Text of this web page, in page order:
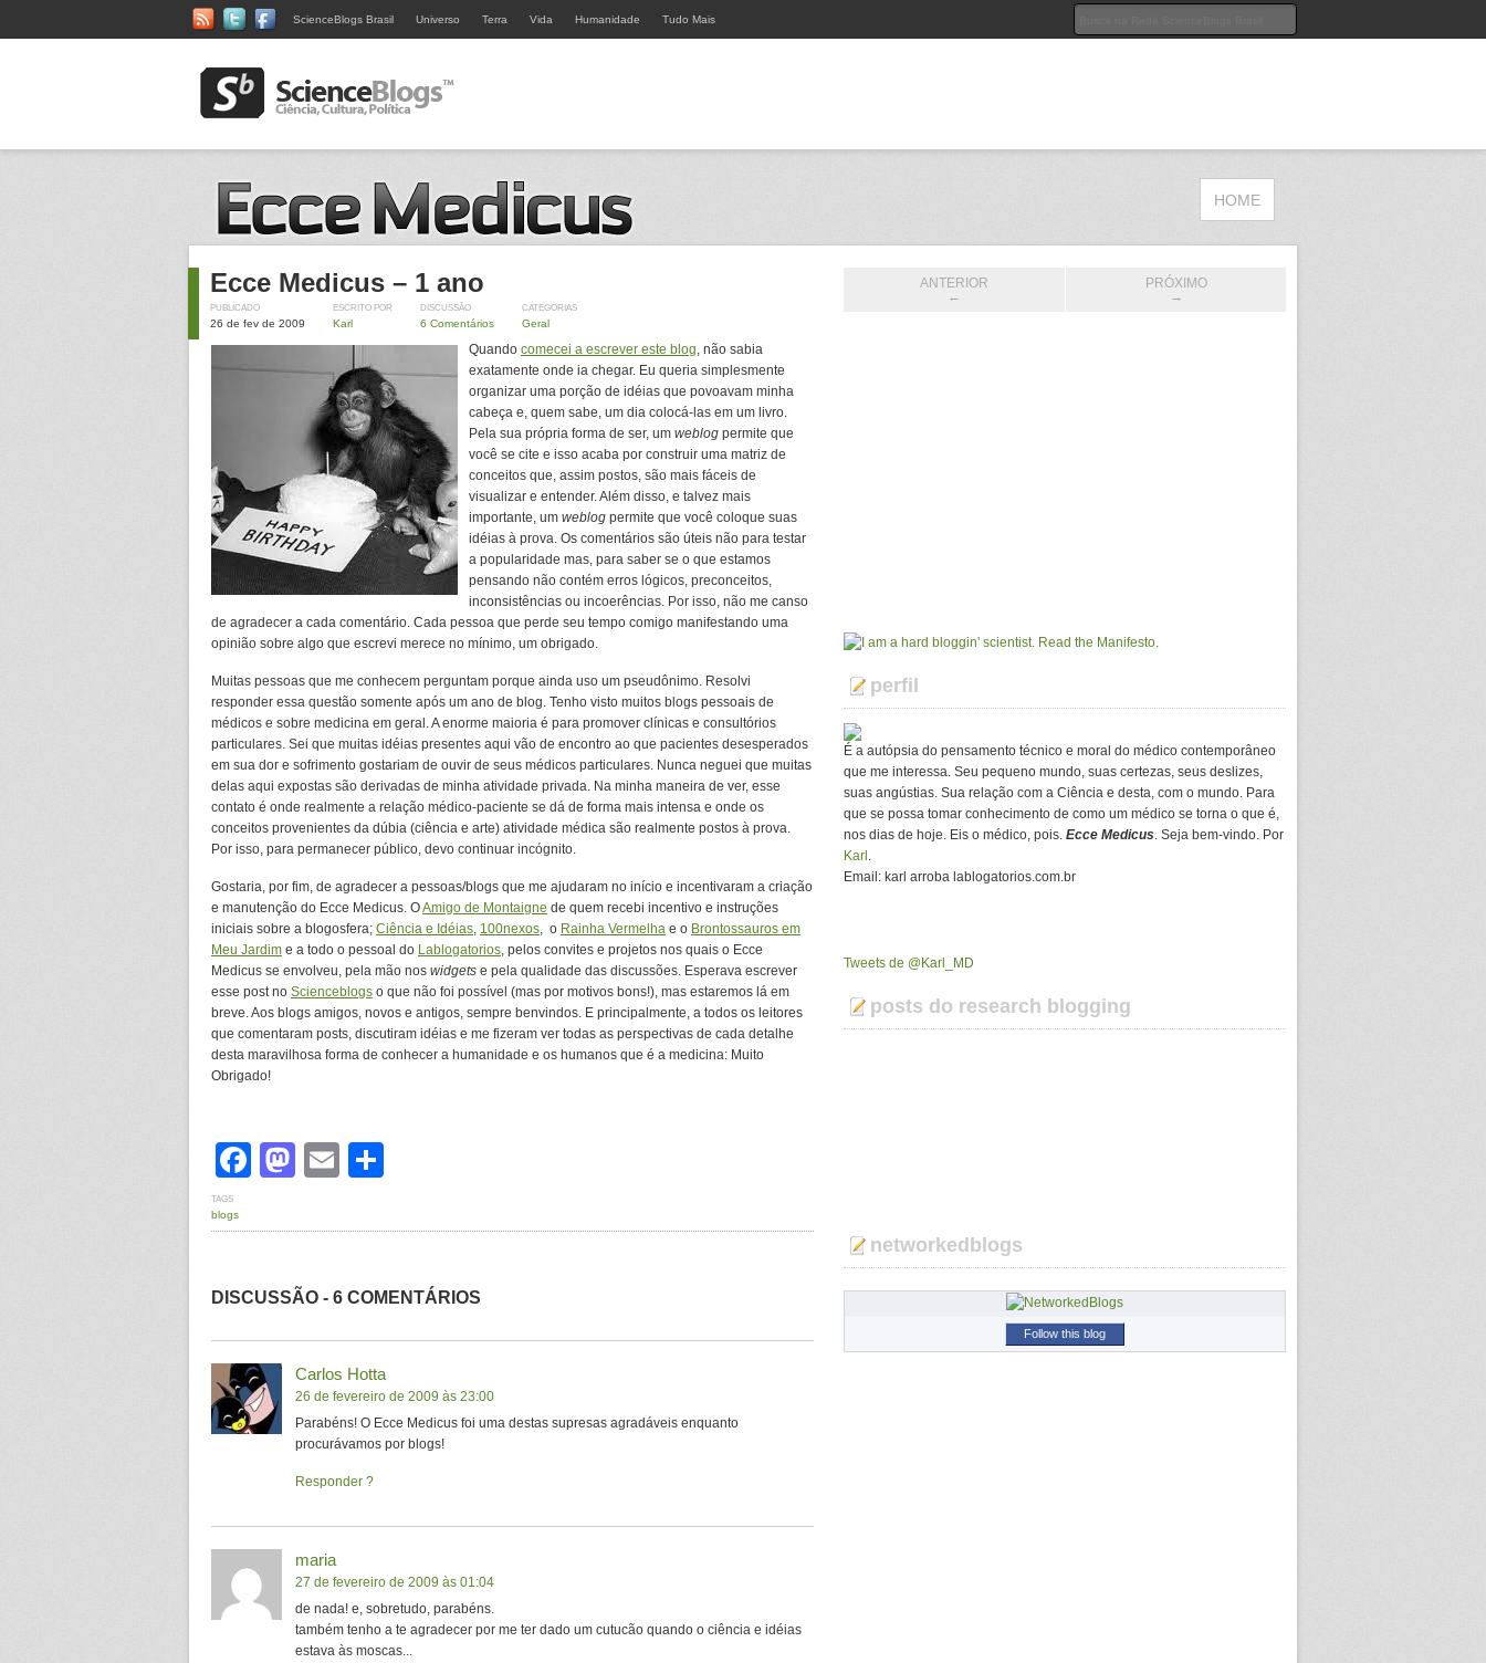
ScienceBlogs Brasil Universo Terra Vida Humanidade Tudo Mais
HOME
Ecce Medicus – 1 ano
PUBLICADO
26 de fev de 2009
ESCRITO POR
Karl
DISCUSSÃO
6 Comentários
CATEGORIAS
Geral
Quando comecei a escrever este blog, não sabia
exatamente onde ia chegar. Eu queria simplesmente
organizar uma porção de idéias que povoavam minha
cabeça e, quem sabe, um dia colocá-las em um livro.
Pela sua própria forma de ser, um weblog permite que
você se cite e isso acaba por construir uma matriz de
conceitos que, assim postos, são mais fáceis de
visualizar e entender. Além disso, e talvez mais
importante, um weblog permite que você coloque suas
idéias à prova. Os comentários são úteis não para testar
a popularidade mas, para saber se o que estamos
pensando não contém erros lógicos, preconceitos,
inconsistências ou incoerências. Por isso, não me canso
de agradecer a cada comentário. Cada pessoa que perde seu tempo comigo manifestando uma
opinião sobre algo que escrevi merece no mínimo, um obrigado.
Muitas pessoas que me conhecem perguntam porque ainda uso um pseudônimo. Resolvi
responder essa questão somente após um ano de blog. Tenho visto muitos blogs pessoais de
médicos e sobre medicina em geral. A enorme maioria é para promover clínicas e consultórios
particulares. Sei que muitas idéias presentes aqui vão de encontro ao que pacientes desesperados
em sua dor e sofrimento gostariam de ouvir de seus médicos particulares. Nunca neguei que muitas
delas aqui expostas são derivadas de minha atividade privada. Na minha maneira de ver, esse
contato é onde realmente a relação médico-paciente se dá de forma mais intensa e onde os
conceitos provenientes da dúbia (ciência e arte) atividade médica são realmente postos à prova.
Por isso, para permanecer público, devo continuar incógnito.
Gostaria, por fim, de agradecer a pessoas/blogs que me ajudaram no início e incentivaram a criação
e manutenção do Ecce Medicus. OAmigo de Montaigne de quem recebi incentivo e instruções
iniciais sobre a blogosfera; Ciência e Idéias, 100nexos, o Rainha Vermelha e o Brontossauros em
Meu Jardim e a todo o pessoal do Lablogatorios, pelos convites e projetos nos quais o Ecce
Medicus se envolveu, pela mão nos widgets e pela qualidade das discussões. Esperava escrever
esse post no Scienceblogs o que não foi possível (mas por motivos bons!), mas estaremos lá em
breve. Aos blogs amigos, novos e antigos, sempre benvindos. E principalmente, a todos os leitores
que comentaram posts, discutiram idéias e me fizeram ver todas as perspectivas de cada detalhe
desta maravilhosa forma de conhecer a humanidade e os humanos que é a medicina: Muito
Obrigado!
Facebook
Mastodon
Email
TAGS
blogs
DISCUSSÃO - 6 COMENTÁRIOS
Carlos Hotta
26 de fevereiro de 2009 às 23:00
Parabéns! O Ecce Medicus foi uma destas supresas agradáveis enquanto
procurávamos por blogs!
Responder
maria
27 de fevereiro de 2009 às 01:04
de nada! e, sobretudo, parabéns.
também tenho a te agradecer por me ter dado um cutucão quando o ciência e idéias
estava às moscas...
ANTERIOR
←
PRÓXIMO
→
perfil
É a autópsia do pensamento técnico e moral do médico contemporâneo
que me interessa. Seu pequeno mundo, suas certezas, seus deslizes,
suas angústias. Sua relação com a Ciência e desta, com o mundo. Para
que se possa tomar conhecimento de como um médico se torna o que é,
nos dias de hoje. Eis o médico, pois. Ecce Medicus. Seja bem-vindo. Por
Karl .
Email: karl arroba lablogatorios.com.br
Tweets de @Karl_MD
posts do research blogging
networkedblogs
Follow this blog